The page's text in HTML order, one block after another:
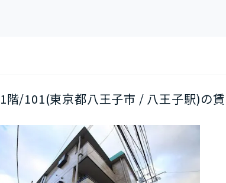
階/101(東京都八王子市 / 八王子駅)の